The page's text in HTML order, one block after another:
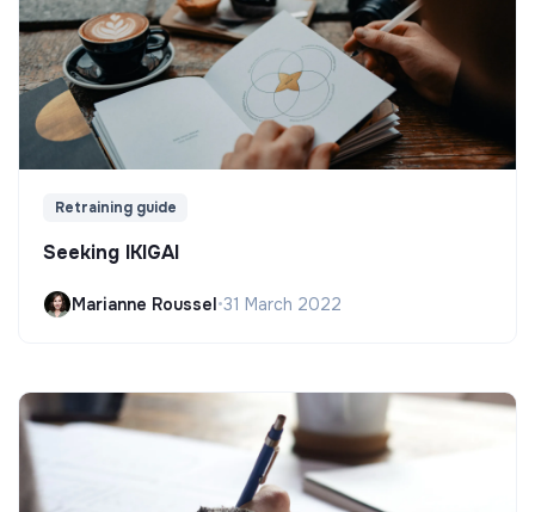
Retraining guide
Seeking IKIGAI
Marianne Roussel•31 March 2022